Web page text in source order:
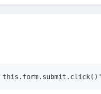
this.form.submit.click()'